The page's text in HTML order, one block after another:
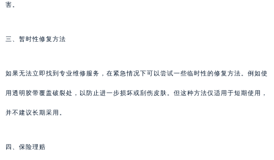
害。
三、暂时性修复方法
如果无法立即找到专业维修服务，在紧急情况下可以尝试一些临时性的修复方法。例如使
用透明胶带覆盖破裂处，以防止进一步损坏或刮伤皮肤。但这种方法仅适用于短期使用，
并不建议长期采用。
四、保险理赔